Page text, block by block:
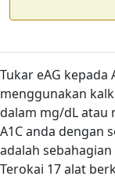
Tukar eAG kepada
menggunakan
dalam mg/dL atau
A1C anda dengan
adalah
Terokai 17 alat